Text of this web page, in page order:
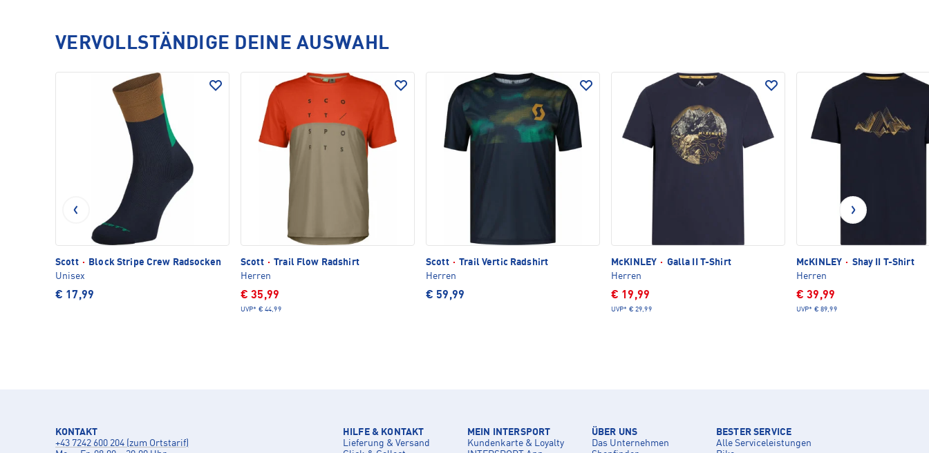
VERVOLLSTÄNDIGE DEINE AUSWAHL
Scott ·
Block Stripe Crew Radsocken
Unisex
€ 17,99
Scott · Trail Flow Radshirt
Herren
€ 35,99
UVP* € 44,99
Scott · Trail Vertic Radshirt
Herren
€ 59,99
McKINLEY · Galla II T-Shirt
Herren
€ 19,99
UVP* € 29,99
McKINLEY · Shay II T-Shirt
Herren
€ 39,99
UVP* € 89,99
KONTAKT
+43 7242 600 204 (zum Ortstarif)
HILFE & KONTAKT
Lieferung & Versand
MEIN INTERSPORT
Kundenkarte & Loyalty
ÜBER UNS
Das Unternehmen
BESTER SERVICE
Alle Serviceleistungen